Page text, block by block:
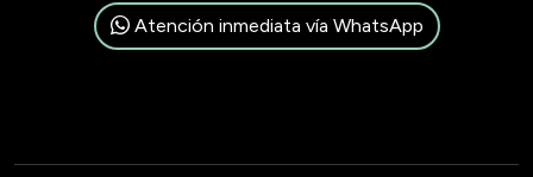
Atención inmediata vía WhatsApp